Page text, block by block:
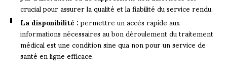
crucial pour assurer la qualité et la fiabilité du service rendu.
La disponibilité :permettre un accès rapide aux
informations nécessaires au bon déroulement du traitement
médical est une condition sine qua non pour un service de
santé en ligne efficace.